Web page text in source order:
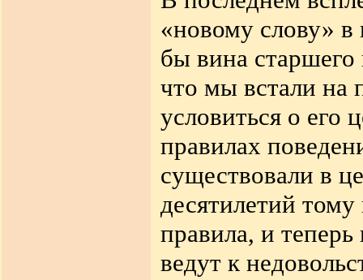
«новому слову» в
бы вина
что мы встали на
условиться о его
правилах
существовали в
десятилетий тому
правила, и
ведут к